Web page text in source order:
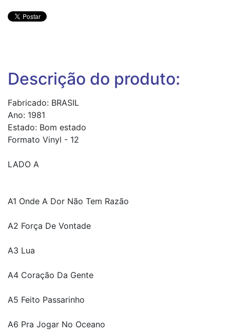
Descrição do produto:
Fabricado: BRASIL
Ano: 1981
Estado: Bom estado
Formato Vinyl - 12
LADO A
A1 Onde A Dor Não Tem Razão
A2 Força De Vontade
A3 Lua
A4 Coração Da Gente
A5 Feito Passarinho
A6 Pra Jogar No Oceano